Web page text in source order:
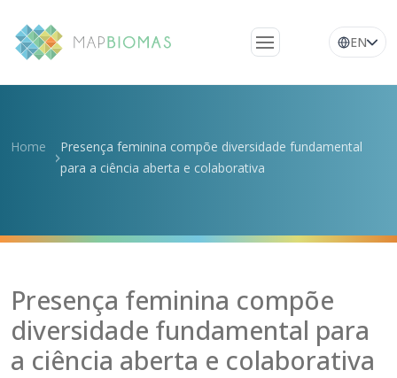
Plataforma
Notícias
EN
Home
Presença feminina compõe diversidade fundamental
para a ciência aberta e colaborativa
Presença feminina compõe
diversidade fundamental para
a ciência aberta e colaborativa